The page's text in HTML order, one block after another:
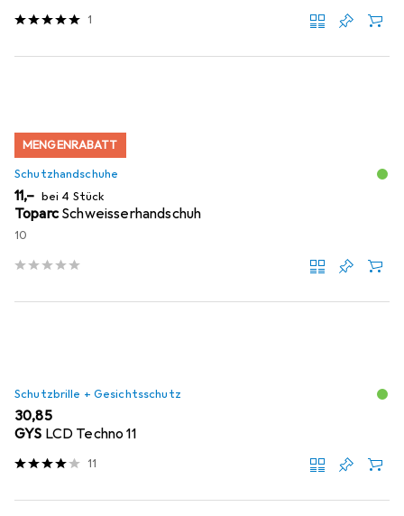
1
MENGENRABATT
Schutzhandschuhe
EUR
11,– bei 4 Stück
Toparc Schweisserhandschuh
10
Schutzbrille + Gesichtsschutz
EUR
30,85
GYS LCD Techno 11
11